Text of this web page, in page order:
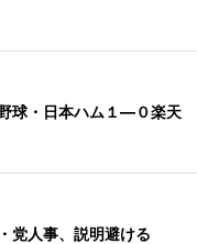
球・日本ハム１―０楽天
党人事、説明避ける